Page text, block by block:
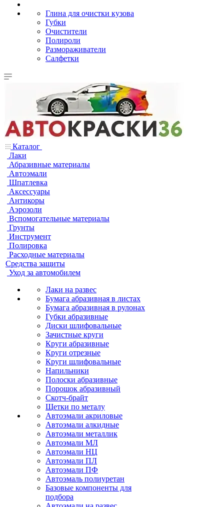
Глина для очистки кузова
Губки
Очистители
Полироли
Размораживатели
Салфетки
Каталог
Лаки
Абразивные материалы
Автоэмали
Шпатлевка
Аксессуары
Антикоры
Аэрозоли
Вспомогательные материалы
Грунты
Инструмент
Полировка
Расходные материалы
Средства защиты
Уход за автомобилем
Лаки на развес
Бумага абразивная в листах
Бумага абразивная в рулонах
Губки абразивные
Диски шлифовальные
Зачистные круги
Круги абразивные
Круги отрезные
Круги шлифовальные
Напильники
Полоски абразивные
Порошок абразивный
Скотч-брайт
Щетки по металу
Автоэмали акриловые
Автоэмали алкидные
Автоэмали металлик
Автоэмали МЛ
Автоэмали НЦ
Автоэмали ПЛ
Автоэмали ПФ
Автоэмаль полиуретан
Базовые компоненты для
подбора